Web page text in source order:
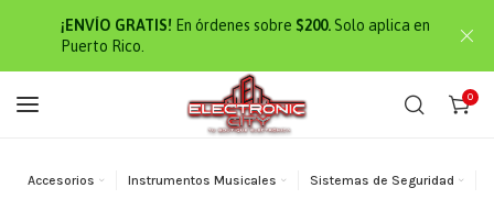
¡ENVÍO GRATIS! En órdenes sobre $200. Solo aplica en
Puerto Rico.
0
Accesorios Instrumentos Musicales Sistemas de Seguridad